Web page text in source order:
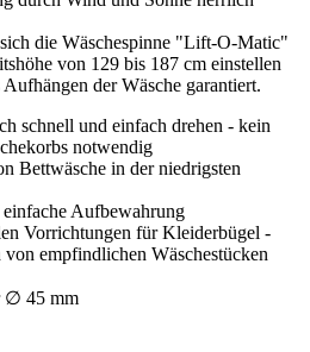
die Wäschespinne "Lift-O-Matic"
von 129 bis 187 cm einstellen
der Wäsche garantiert.
schnell und einfach drehen - kein
notwendig
Bettwäsche in der niedrigsten
Aufbewahrung
Vorrichtungen für Kleiderbügel -
empfindlichen Wäschestücken
∅ 45 mm